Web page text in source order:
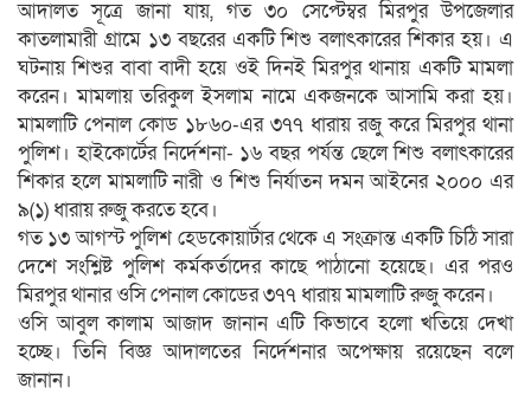
আদালত সূত্রে জানা যায়, গত ৩০ সেপ্টেম্বর মিরপুর উপজেলার
কাতলামারী গ্রামে ১৩ বছরের একটি শিশু বলাৎকারের শিকার হয়। এ
ঘটনায় শিশুর বাবা বাদী হয়ে ওই দিনই মিরপুর থানায় একটি মামলা
করেন। মামলায় তরিকুল ইসলাম নামে একজনকে আসামি করা হয়।
মামলাটি পেনাল কোড ১৮৬০-এর ৩৭৭ ধারায় রজু করে মিরপুর থানা
পুলিশ। হাইকোর্টের নির্দেশনা- ১৬ বছর পর্যন্ত ছেলে শিশু বলাৎকারের
শিকার হলে মামলাটি নারী ও শিশু নির্যাতন দমন আইনের ২০০০ এর
৯(১) ধারায় রুজু করতে হবে।
গত ১৩ আগস্ট পুলিশ হেডকোয়ার্টার থেকে এ সংক্রান্ত একটি চিঠি সারা
দেশে সংশ্লিষ্ট পুলিশ কর্মকর্তাদের কাছে পাঠানো হয়েছে। এর পরও
মিরপুর থানার ওসি পেনাল কোডের ৩৭৭ ধারায় মামলাটি রুজু করেন।
ওসি আবুল কালাম আজাদ জানান এটি কিভাবে হলো খতিয়ে দেখা
হচ্ছে। তিনি বিজ্ঞ আদালতের নির্দেশনার অপেক্ষায় রয়েছেন বলে
জানান।